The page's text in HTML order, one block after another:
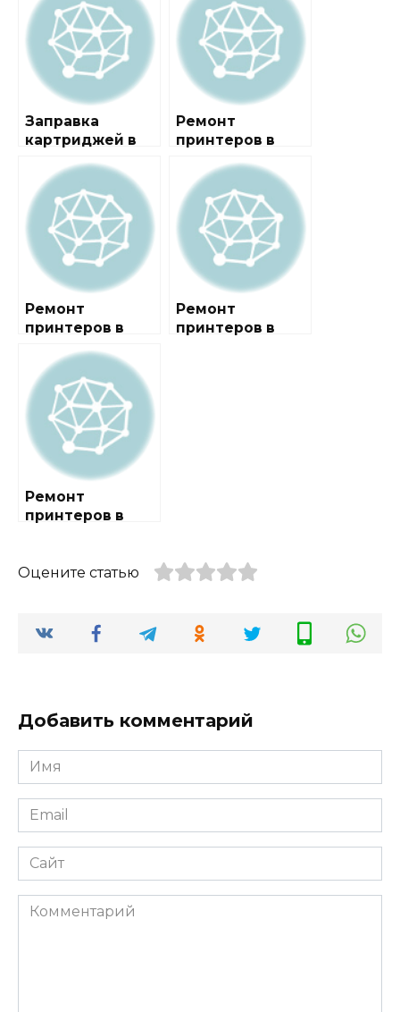
Заправка
картриджей в
Академический
Ремонт
принтеров в
Басманный
Ремонт
принтеров в
Ивановское
Ремонт
принтеров в
Ремонт
принтеров в
Оцените статью
Добавить комментарий
Имя
Email
Сайт
Комментарий